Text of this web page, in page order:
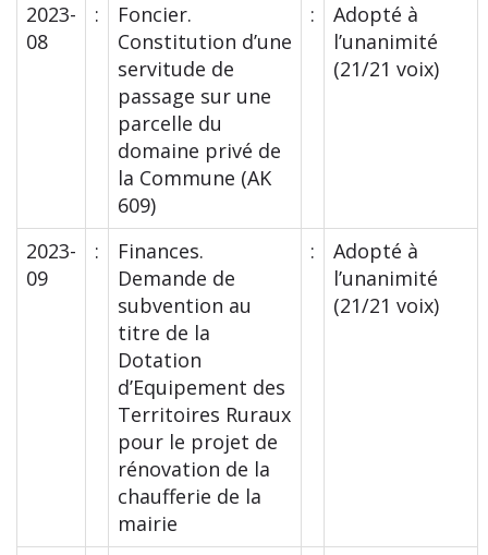
2023-
08
:
Foncier.
Constitution d’une
servitude de
passage sur une
parcelle du
domaine privé de
la Commune (AK
609)
:
Adopté à
l’unanimité
(21/21 voix)
2023-
09
:
Finances.
Demande de
subvention au
titre de la
Dotation
d’Equipement des
Territoires Ruraux
pour le projet de
rénovation de la
chaufferie de la
mairie
:
Adopté à
l’unanimité
(21/21 voix)